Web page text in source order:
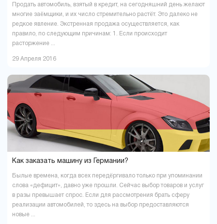
Продать автомобиль, взятый в кредит, на сегодняшний день желают
многие заёмщики, и их число стремительно растёт. Это далеко не
редкое явление. Экстренная продажа осуществляется, как
правило, по следующим причинам: 1. Если происходит
расторжение ...
29 Апреля 2016
Как заказать машину из Германии?
Былые времена, когда всех передёргивало только при упоминании
слова «дефицит», давно уже прошли. Сейчас выбор товаров и услуг
в разы превышает спрос. Если для рассмотрения брать сферу
реализации автомобилей, то здесь на выбор предоставляются
новые ...